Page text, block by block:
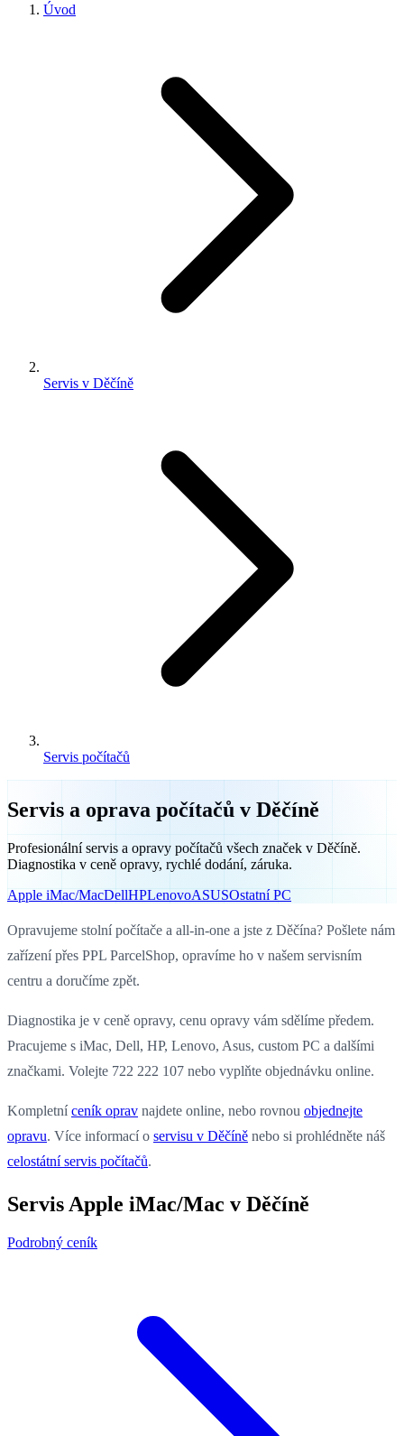
Úvod
Servis v Děčíně
Servis počítačů
Servis a oprava počítačů v Děčíně
Profesionální servis a opravy počítačů všech značek v Děčíně.
Diagnostika v ceně opravy, rychlé dodání, záruka.
Apple iMac/MacDellHPLenovoASUSOstatní PC
Opravujeme stolní počítače a all-in-one a jste z Děčína? Pošlete nám
zařízení přes PPL ParcelShop, opravíme ho v našem servisním
centru a doručíme zpět.
Diagnostika je v ceně opravy, cenu opravy vám sdělíme předem.
Pracujeme s iMac, Dell, HP, Lenovo, Asus, custom PC a dalšími
značkami. Volejte 722 222 107 nebo vyplňte objednávku online.
Kompletníceník oprav najdete online, nebo rovnou objednejte
opravu. Více informací o servisu v Děčíně nebo si prohlédněte náš
celostátní servis počítačů.
Servis Apple iMac/Mac v Děčíně
Podrobný ceník